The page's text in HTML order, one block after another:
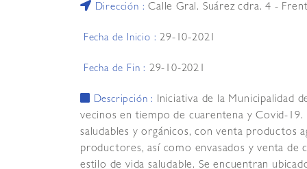
Dirección :Calle Gral. Suárez cdra. 4 -
Fecha de Inicio : 29-10-2021
Fecha de Fin : 29-10-2021
Descripción : Iniciativa de la Municipalidad
vecinos en tiempo de cuarentena y Covid-
saludables y orgánicos, con venta productos
productores, así como envasados y venta de
estilo de vida saludable. Se encuentran